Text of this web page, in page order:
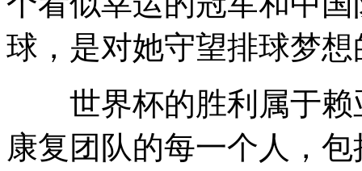
球，是对她守望排球梦
世界杯的胜利属于赖
康复团队的每一个人，